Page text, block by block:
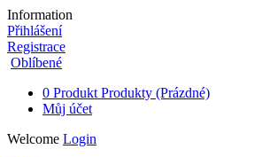
Information
Přihlášení
Registrace
Oblíbené
0 Produkt Produkty (Prázdné)
Můj účet
Welcome Login